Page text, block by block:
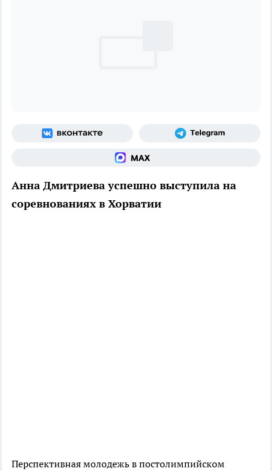
Анна Дмитриева успешно выступила на
соревнованиях в Хорватии
Перспективная молодежь в постолимпийском